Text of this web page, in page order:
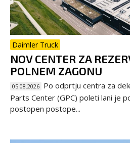
Daimler Truck
NOV CENTER ZA
POLNEM ZAGONU
05.08.2026 Po odprtju centra za
Parts Center (GPC) poleti lani je
postopen postope...